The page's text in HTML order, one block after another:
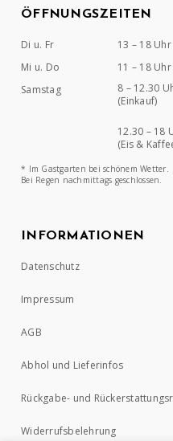
ÖFFNUNGSZEITEN
Di u. Fr
13 – 18 Uhr
Mi u. Do
11 – 18 Uhr
Samstag
8 – 12.30
(Einkauf)
12.30 – 18
(Eis &
* Im Gastgarten bei schönem Wetter.
Bei Regen nachmittags geschlossen.
INFORMATIONEN
Datenschutz
Impressum
AGB
Abhol und Lieferinfos
Rückgabe- und
Widerrufsbelehrung